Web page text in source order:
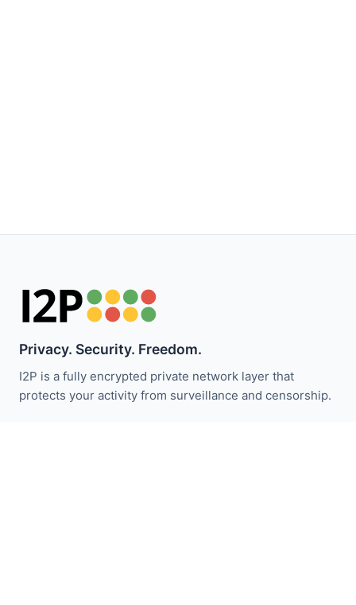
Privacy. Security. Freedom.
I2P is a fully encrypted private network layer that
protects your activity from surveillance and censorship.